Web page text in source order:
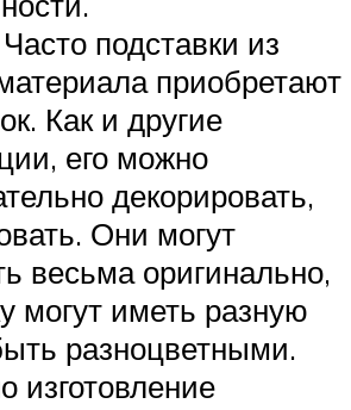
подставки из
приобретают
Как и другие
его можно
декорировать,
Они могут
весьма оригинально,
могут иметь разную
разноцветными.
изготовление